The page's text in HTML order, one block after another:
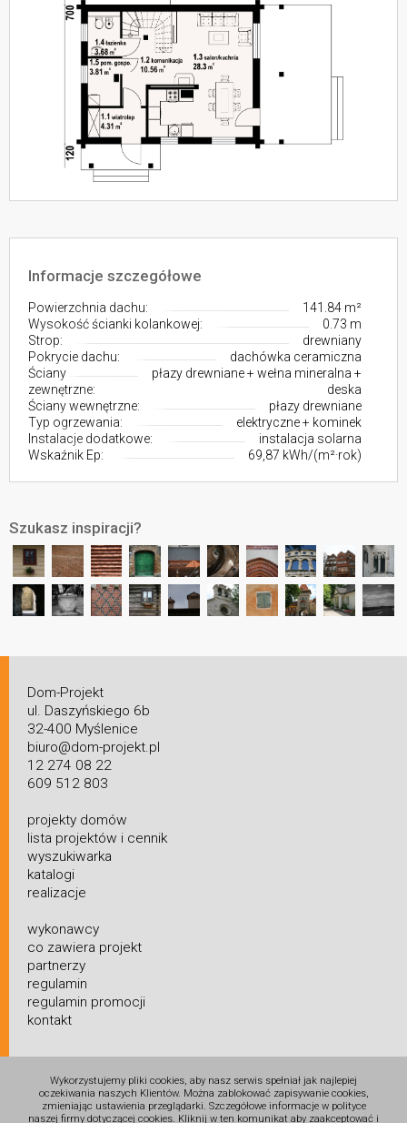
Informacje szczegółowe
Powierzchnia dachu:
141.84 m²
Wysokość ścianki kolankowej:
0.73 m
Strop:
drewniany
Pokrycie dachu:
dachówka ceramiczna
Ściany
zewnętrzne:
płazy drewniane + wełna mineralna +
deska
Ściany wewnętrzne:
płazy drewniane
Typ ogrzewania:
elektryczne + kominek
Instalacje dodatkowe:
instalacja solarna
Wskaźnik Ep:
69,87 kWh/(m²·rok)
Szukasz inspiracji?
Dom-Projekt
ul. Daszyńskiego 6b
32-400 Myślenice
biuro@dom-projekt.pl
12 274 08 22
609 512 803
projekty domów
lista projektów i cennik
wyszukiwarka
katalogi
realizacje
wykonawcy
co zawiera projekt
partnerzy
regulamin
regulamin promocji
kontakt
Wykorzystujemy pliki cookies, aby nasz serwis spełniał jak najlepiej
oczekiwania naszych Klientów. Można zablokować zapisywanie cookies,
zmieniając ustawienia przeglądarki. Szczegółowe informacje w polityce
naszej firmy dotyczącej cookies. Kliknij w ten komunikat aby zaakceptować i